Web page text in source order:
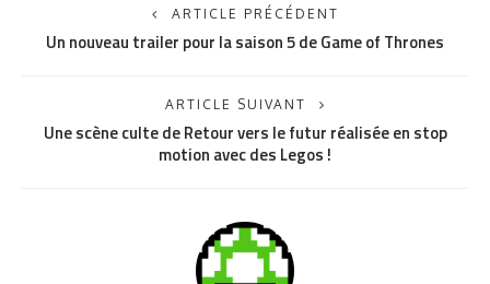
ARTICLE PRÉCÉDENT
Un nouveau trailer pour la saison 5 de Game of Thrones
ARTICLE SUIVANT
Une scène culte de Retour vers le futur réalisée en stop
motion avec des Legos !